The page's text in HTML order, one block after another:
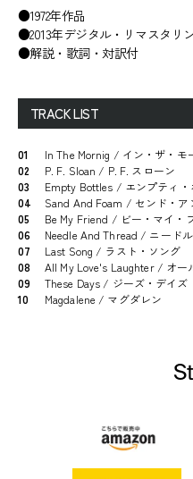
●1972年作品
●2013年デジタル・リマスタリ
●解説・歌詞・対訳付
TRACK LIST
01
In The Mornig / イン・ザ・モ
02
P. F. Sloan / P. F. スローン
03
Empty Bottles / エンプティ・
04
Sand And Foam / センド・ア
05
Be My Friend / ビー・マイ・
06
Needle And Thread / ニード
07
Last Song / ラスト・ソング
08
All My Love's Laughter / オー
09
These Days / ジーズ・デイズ
10
Magdalene / マグダレン